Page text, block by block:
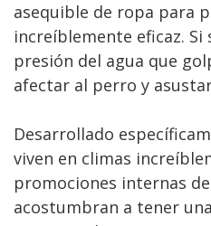
asequible de ropa para
increíblemente eficaz. Si
presión del agua que
afectar al perro y
Desarrollado
viven en climas
promociones internas
acostumbran a tener